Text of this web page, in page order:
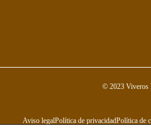
© 2023 Viveros
Aviso legalPolítica de privacidadPolítica de